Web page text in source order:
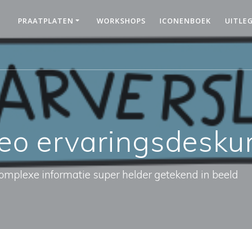
PRAATPLATEN WORKSHOPS ICONENBOEK
informatie super helder getekend in beeld